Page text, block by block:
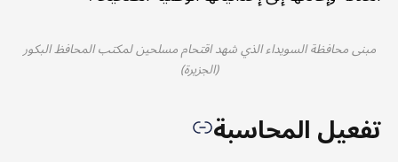
مبنى محافظة السويداء الذي شهد اقتحام مسلحين لمكتب المحافظ البكور
(الجزيرة)
تفعيل المحاسبة